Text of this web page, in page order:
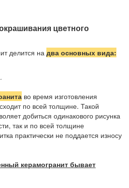
цветного
делится на два основных вида:
во время изготовления
по всей толщине. Такой
добиться одинакового рисунка
так и по всей толщине
практически не поддается износу
керамогранит бывает